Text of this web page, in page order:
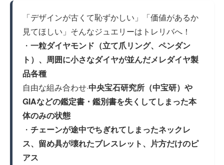
「デザインが古くて恥ずかしい」「価値があるか
見てほしい」そんなジュエリーはトレリバへ！
・ 一粒ダイヤモンド（立て爪リング、ペンダン
ト）、周囲に小さなダイヤが並んだメレダイヤ製
品各種
自由な組み合わせ·中央宝石研究所（中宝研）や
GIAなどの鑑定書・鑑別書を失くしてしまった本
体のみの状態
・ チェーンが途中でちぎれてしまったネックレ
ス、留め具が壊れたブレスレット、片方だけのピ
アス